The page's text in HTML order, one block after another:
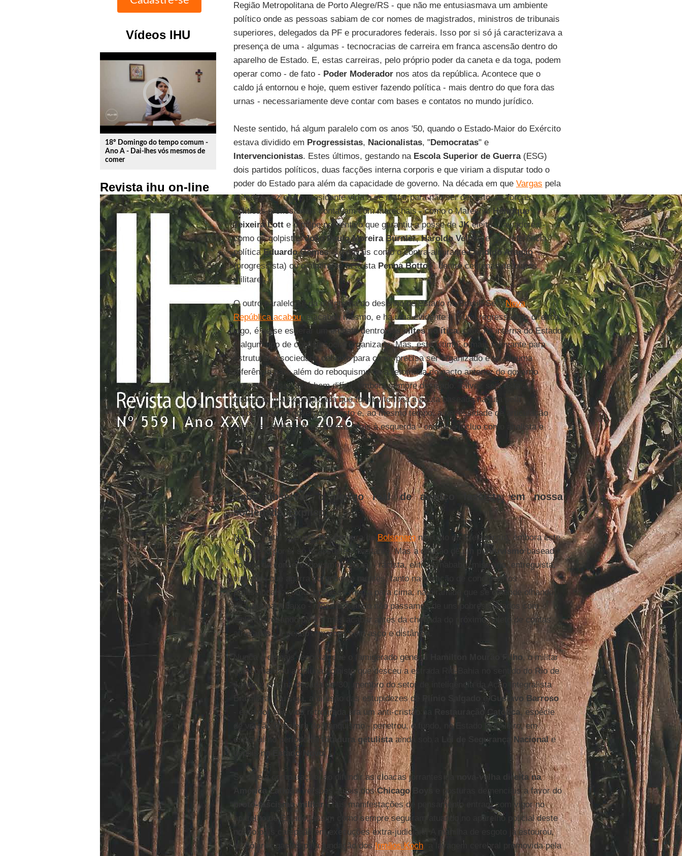
Vídeos IHU
play_circle_outline
18º Domingo do tempo comum -
Ano A - Dai-lhes vós mesmos de
comer
Revista ihu on-line
Região Metropolitana de Porto Alegre/RS - que não me entusiasmava um ambiente
político onde as pessoas sabiam de cor nomes de magistrados, ministros de tribunais
superiores, delegados da PF e procuradores federais. Isso por si só já caracterizava a
presença de uma - algumas - tecnocracias de carreira em franca ascensão dentro do
aparelho de Estado. E, estas carreiras, pelo próprio poder da caneta e da toga, podem
operar como - de fato - Poder Moderadornos atos da república. Acontece que o
caldo já entornou e hoje, quem estiver fazendo política - mais dentro do que fora das
urnas - necessariamente deve contar com bases e contatos no mundo jurídico.
Neste sentido, há algum paralelo com os anos '50, quando o Estado-Maior do Exército
estava dividido em Progressistas, Nacionalistas, "Democratas" e
Intervencionistas. Estes últimos, gestando na Escola Superior de Guerra(ESG)
dois partidos políticos, duas facções interna corporis e que viriam a disputar todo o
poder do Estado para além da capacidade de governo. Na década em que Vargas pela
primeira vez eleito presidente viria a se matar para não ser deposto, as forças
políticas profissionais contavam com marechais - como o MarechalHenrique
Teixeira Lotte o golpe preventivo que garantiu a posse deJKeleito -, aviadores -
como os golpistasJoão Paulo Moreira Burnier,Haroldo Velosoe sua referência
políticaEduardo Gomes-, e navais como o contra-almiranteCândido Aragão
(progressista) ou o almirante fascistaPenna Botto-, dentre centenas de outros
militares.
O outro paralelo se dá na interna do desenho de Estado no Brasil. Se aNova
República acabou, e acabou mesmo, e há uma evidente e brutal regressão de direitos,
logo, é de se esperar um embate dentro daselites política, caos na interna do Estado
e algum tipo de conflito social organizado. Mas, este último, o mais relevante para
estruturar a sociedade debaixo para cima, precisa ser organizado e ter alguma
referência para além do reboquismo ou a retomada do pacto anterior do governo
deposto. E isso está bem difícil, embora sempre desejado. Talvez seja esta a
dimensão mais complicada que torna vitoriosa a pauta baseada na luta pela
recondução do governo deposto e, ao mesmo tempo, a necessidade de articulação
cada vez maior das esquerdas mais à esquerda - onde me incluo como analista e
apoiador.
Cabe observar o perigo real de avanço fascista em nossa
sociedade. Explico.
Não se trata “apenas” da aventura de Bolsonarono rumo da Presidência, embora este
fenômeno por si só já assuste o bastante. Mas a difusão de um
punitivismobaseado
no pior do conservadorismo colonial - racista, elitista, nababo, misógino, entreguista,
viralata - que agarra corações e mentes, tanto na geração de concurseiros
profissionais, como da classe média para cima, na pirâmide que se entende olhando
de cima para baixo - mesmo quando não passamos de uns pobres coitados com
diploma, rezando para o mês acabar antes da chegada do próximo boleto de contas
atrasadas - e vendo a maioria com asco e distância.
Nunca é demais recordar que o famigerado general Hamilton Mourão Filho, o militar
que comandou a coluna golpista que desceu a estrada Rio-Bahia no sentido do Rio de
Janeiro, era, na década de '30, membro do setor de inteligência da Ação Integralista
Brasileira. Ou seja, a difusão das estupidezes de
e Gustavo Barroso
- este por sua vida retrógrada era um anti-cristão na
Restauração Católica, espécie
de versão brasileira do franquismo - penetrou, e fundo, no Estado Brasileiro, em
especial no período da ditadura getulistaainda sob a Lei de Segurança Nacionale
depois no
Estado Novo.
Se vale a comparação, ao difundir as cloacas jorrantes da
nova-velha direita na
América Latina - versões atuais dosChicago Boys
e posturas demenciais a favor do
proto-fascismo militar- tais manifestações de pensamento entram com vigor no
aparelho de Estado, assim como sempre seguiram atuando no aparelho policial deste
nosso país campeão em execuções extra-judiciais. A manilha de esgoto já estourou,
os dólares gastos pela fundação dosIrmãos Koch, a lavagem cerebral promovida pela